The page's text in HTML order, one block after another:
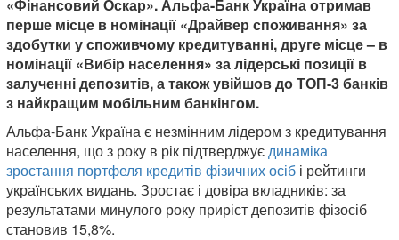
«Фінансовий Оскар». Альфа-Банк Україна отримав
перше місце в номінації «Драйвер споживання» за
здобутки у споживчому кредитуванні, друге місце – в
номінації «Вибір населення» за лідерські позиції в
залученні депозитів, а також увійшов до ТОП-3 банків
з найкращим мобільним банкінгом.
Альфа-Банк Україна є незмінним лідером з кредитування
населення, що з року в рік підтверджуєдинаміка
зростання портфеля кредитів фізичних осіб і рейтинги
українських видань. Зростає і довіра вкладників: за
результатами минулого року приріст депозитів фізосіб
становив 15,8%.